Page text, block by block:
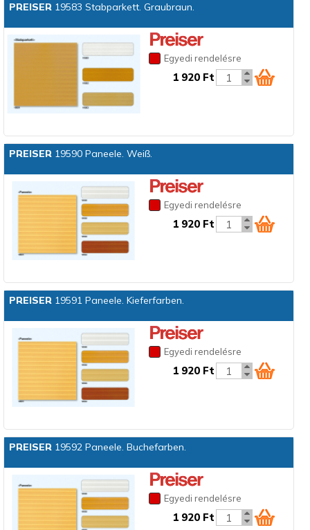
PREISER19583 Stabparkett. Graubraun.
Egyedi rendelésre
1 920 Ft
PREISER19590 Paneele. Weiß.
Egyedi rendelésre
1 920 Ft
PREISER19591 Paneele. Kieferfarben.
Egyedi rendelésre
1 920 Ft
PREISER19592 Paneele. Buchefarben.
Egyedi rendelésre
1 920 Ft